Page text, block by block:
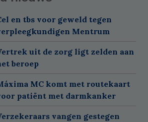
en tbs voor geweld tegen
Mentrum
uit de zorg ligt zelden aan
beroep
MC komt met routekaart
patiënt met darmkanker
vangen gestegen